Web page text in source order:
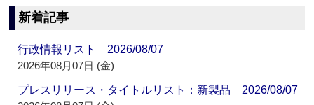
新着記事
行政情報リスト 2026/08/07
2026年08月07日 (金)
プレスリリース・タイトルリスト：新製品 2026/08/07